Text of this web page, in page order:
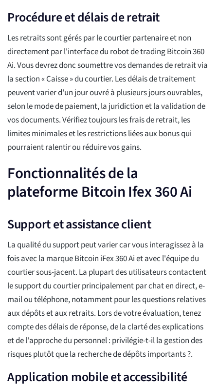
Procédure et délais de retrait
Les retraits sont gérés par le courtier partenaire et non
directement par l'interface du robot de trading Bitcoin 360
Ai. Vous devrez donc soumettre vos demandes de retrait via
la section « Caisse » du courtier. Les délais de traitement
peuvent varier d'un jour ouvré à plusieurs jours ouvrables,
selon le mode de paiement, la juridiction et la validation de
vos documents. Vérifiez toujours les frais de retrait, les
limites minimales et les restrictions liées aux bonus qui
pourraient ralentir ou réduire vos gains.
Fonctionnalités de la
plateforme Bitcoin Ifex 360 Ai
Support et assistance client
La qualité du support peut varier car vous interagissez à la
fois avec la marque Bitcoin iFex 360 Ai et avec l'équipe du
courtier sous-jacent. La plupart des utilisateurs contactent
le support du courtier principalement par chat en direct, e-
mail ou téléphone, notamment pour les questions relatives
aux dépôts et aux retraits. Lors de votre évaluation, tenez
compte des délais de réponse, de la clarté des explications
et de l'approche du personnel : privilégie-t-il la gestion des
risques plutôt que la recherche de dépôts importants ?.
Application mobile et accessibilité